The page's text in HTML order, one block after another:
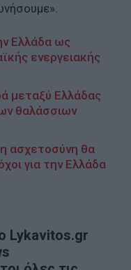
Ελλάδα ως
ενεργειακής
μεταξύ Ελλάδας
θαλάσσιων
ασχετοσύνη θα
για την Ελλάδα
Lykavitos.gr